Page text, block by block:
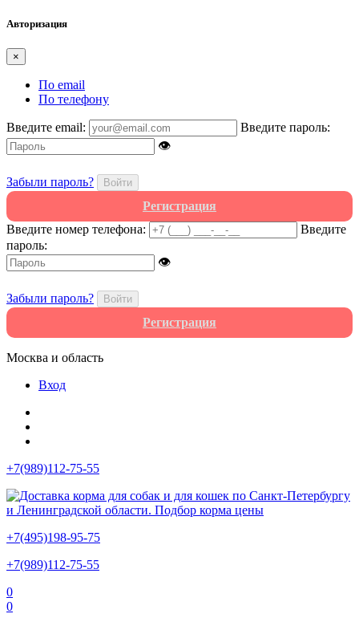
Авторизация
×
По email
По телефону
Введите email:
Введите пароль:
👁
Забыли пароль? Войти
Регистрация
Введите номер телефона:
Введите
пароль:
👁
Забыли пароль? Войти
Регистрация
Москва и область
Вход
+7(989)112-75-55
+7(495)198-95-75
+7(989)112-75-55
0
0